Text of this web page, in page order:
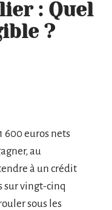
: Quel
?
600 euros nets
au
à un crédit
sur vingt-cinq
sous les